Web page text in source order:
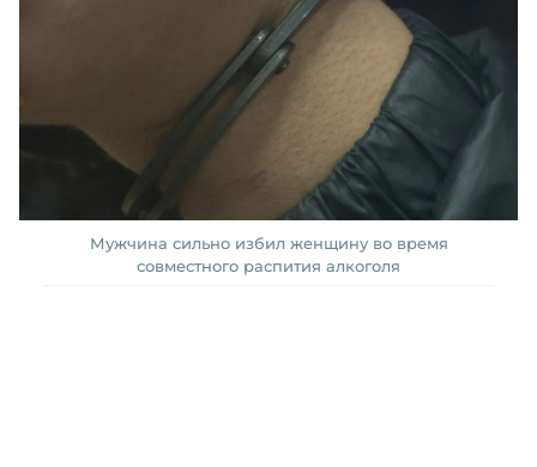
Мужчина сильно избил женщину во время
совместного распития алкоголя